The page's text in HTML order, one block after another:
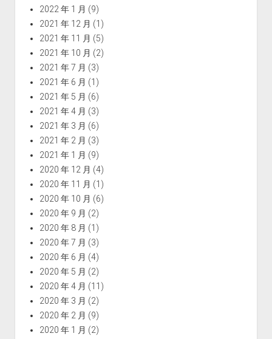
2022 年 1 月 (9)
2021 年 12 月 (1)
2021 年 11 月 (5)
2021 年 10 月 (2)
2021 年 7 月 (3)
2021 年 6 月 (1)
2021 年 5 月 (6)
2021 年 4 月 (3)
2021 年 3 月 (6)
2021 年 2 月 (3)
2021 年 1 月 (9)
2020 年 12 月 (4)
2020 年 11 月 (1)
2020 年 10 月 (6)
2020 年 9 月 (2)
2020 年 8 月 (1)
2020 年 7 月 (3)
2020 年 6 月 (4)
2020 年 5 月 (2)
2020 年 4 月 (11)
2020 年 3 月 (2)
2020 年 2 月 (9)
2020 年 1 月 (2)